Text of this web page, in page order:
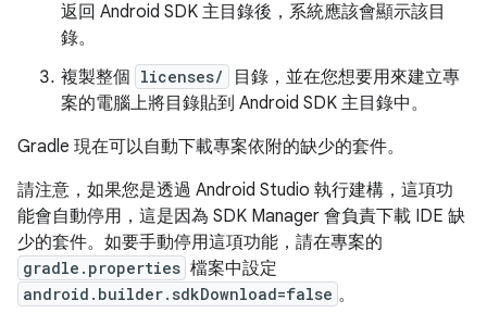
返回 Android SDK 主目錄後，系統應該會顯示該目
錄。
複製整個 licenses/
目錄，並在您想要用來建立專
案的電腦上將目錄貼到 Android SDK 主目錄中。
Gradle 現在可以自動下載專案依附的缺少的套件。
請注意，如果您是透過 Android Studio 執行建構，這項功
能會自動停用，這是因為 SDK Manager 會負責下載 IDE 缺
少的套件。如要手動停用這項功能，請在專案的
gradle.properties 檔案中設定
android.builder.sdkDownload=false 。